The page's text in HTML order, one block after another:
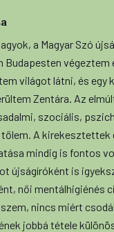
a Magyar Szó
Budapesten végeztem
világot látni, és egy
Zentára. Az
szociális,
A kirekesztettek
mindig is fontos
újságíróként is
női mentálhigiénés
nincs miért
jobbá tétele